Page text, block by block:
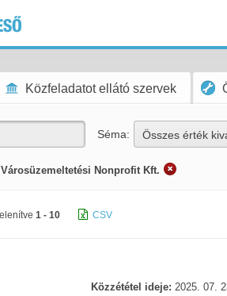
Közfeladatot ellátó szervek
Séma: Összes érték
Nonprofit Kft.
1 - 10 CSV
Közzététel ideje: 2025. 07.